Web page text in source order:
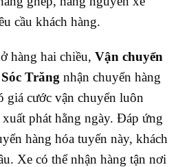
cầu khách hàng.
hàng hai chiều, Vận chuyển
Trăng nhận chuyển hàng
giá cước vận chuyển luôn
phát hằng ngày. Đáp ứng
hàng hóa tuyến này, khách
Xe có thể nhận hàng tận nơi